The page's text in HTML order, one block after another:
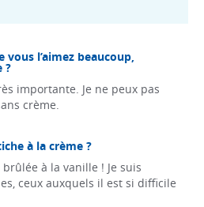
vous l’aimez beaucoup,
?
importante. Je ne peux pas
crème.
à la crème ?
brûlée à la vanille ! Je suis
ceux auxquels il est si difficile